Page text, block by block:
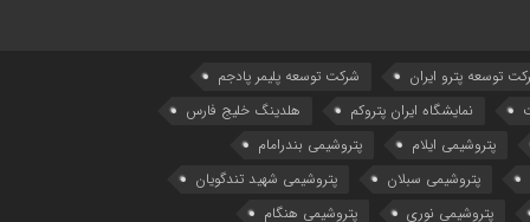
توسعه پترو ایران
شرکت توسعه پلیمر پادجم
نمایشگاه ایران پتروکم
هلدینگ خلیج فارس
پتروشیمی ایلام
پتروشیمی بندرامام
پتروشیمی سبلان
پتروشیمی شهید تندگویان
پتروشیمی نوری
پتروشیمی هنگام